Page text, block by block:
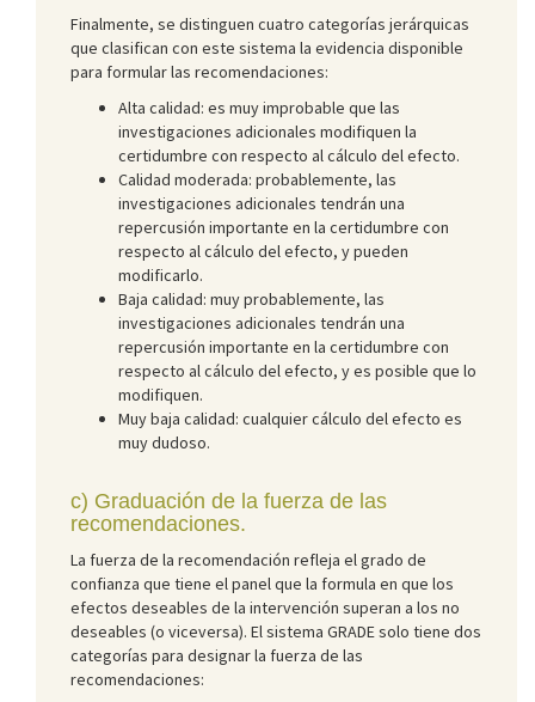
Finalmente, se distinguen cuatro categorías jerárquicas
que clasifican con este sistema la evidencia disponible
para formular las recomendaciones:
Alta calidad: es muy improbable que las
investigaciones adicionales modifiquen la
certidumbre con respecto al cálculo del efecto.
Calidad moderada: probablemente, las
investigaciones adicionales tendrán una
repercusión importante en la certidumbre con
respecto al cálculo del efecto, y pueden
modificarlo.
Baja calidad: muy probablemente, las
investigaciones adicionales tendrán una
repercusión importante en la certidumbre con
respecto al cálculo del efecto, y es posible que lo
modifiquen.
Muy baja calidad: cualquier cálculo del efecto es
muy dudoso.
c) Graduación de la fuerza de las
recomendaciones.
La fuerza de la recomendación refleja el grado de
confianza que tiene el panel que la formula en que los
efectos deseables de la intervención superan a los no
deseables (o viceversa). El sistema GRADE solo tiene dos
categorías para designar la fuerza de las
recomendaciones: